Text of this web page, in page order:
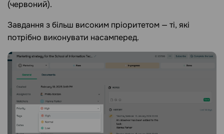
(червоний).
Завдання з більш високим пріоритетом — ті, які
потрібно виконувати насамперед.